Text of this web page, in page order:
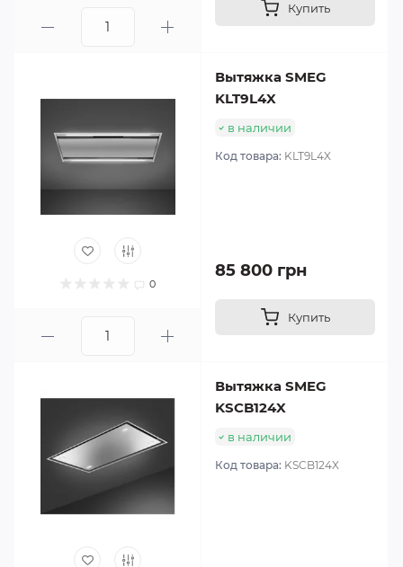
Купить
0
Вытяжка SMEG
KLT9L4X
в наличии
Код товара: KLT9L4X
85 800 грн
Купить
Вытяжка SMEG
KSCB124X
в наличии
Код товара: KSCB124X